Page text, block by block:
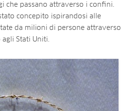
che passano attraverso i confini.
concepito ispirandosi alle
da milioni di persone attraverso
Stati Uniti.